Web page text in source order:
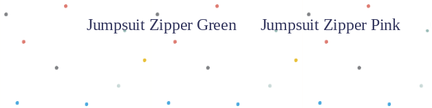
Jumpsuit Zipper Green Jumpsuit Zipper Pink